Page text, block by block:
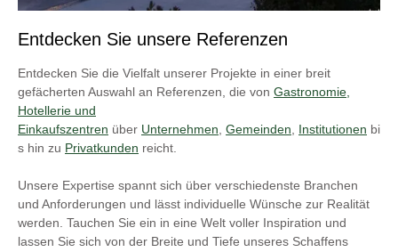
Entdecken Sie unsere Referenzen
Entdecken Sie die Vielfalt unserer Projekte in einer breit
gefächerten Auswahl an Referenzen, die von Gastronomie,
Hotellerie und
Einkaufszentren über Unternehmen, Gemeinden, Institutionen bi
s hin zu Privatkunden reicht.
Unsere Expertise spannt sich über verschiedenste Branchen
und Anforderungen und lässt individuelle Wünsche zur Realität
werden. Tauchen Sie ein in eine Welt voller Inspiration und
lassen Sie sich von der Breite und Tiefe unseres Schaffens